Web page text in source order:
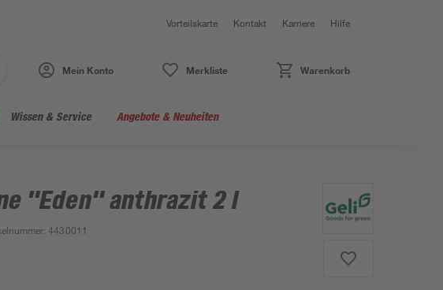
Vorteilskarte Kontakt Karriere Hilfe
Mein Konto Merkliste Warenkorb
Wissen & Service Angebote & Neuheiten
"Eden" anthrazit 2 l
:4430011